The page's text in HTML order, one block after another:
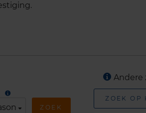
ZOEK
Andere
ZOEK OP